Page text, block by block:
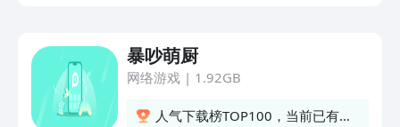
暴吵萌厨
网络游戏| 1.92GB
人气下载榜TOP100，当前已有